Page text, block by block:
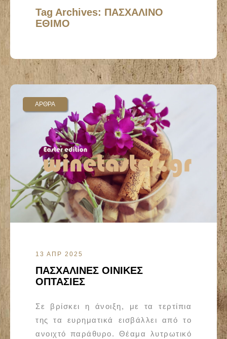
Tag Archives: ΠΑΣΧΑΛΙΝΟ
ΕΘΙΜΟ
ΑΡΘΡΑ
13 ΑΠΡ 2025
ΠΑΣΧΑΛΙΝΕΣ ΟΙΝΙΚΕΣ
ΟΠΤΑΣΙΕΣ
Σε βρίσκει η άνοιξη, με τα τερτίπια
της τα ευρηματικά εισβάλλει από το
ανοιχτό παράθυρο. Θέαμα λυτρωτικό